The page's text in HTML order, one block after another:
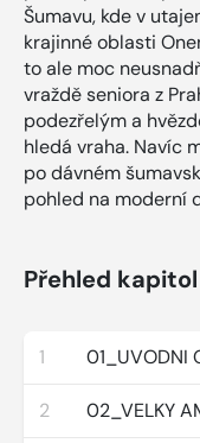
Šumavu, kde v
krajinné oblasti
to ale moc
vraždě seniora z
podezřelým a
hledá vraha. Navíc
po dávném
pohled na moderní
Přehled kapitol
1 01_UVODNI
2 02_VELKY